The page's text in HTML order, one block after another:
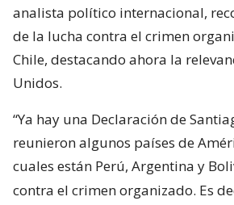
analista político internacional,
de la lucha contra el crimen
Chile, destacando ahora la
Unidos.
“Ya hay una Declaración de
reunieron algunos países de
cuales están Perú, Argentina y
contra el crimen organizado. Es